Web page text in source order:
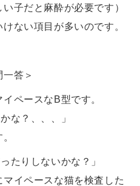
子だと麻酔が必要です）
ない項目が多いのです。
答＞
ペースなB型です。
な？、、、」
たりしないかな？」
イペースな猫を検査した